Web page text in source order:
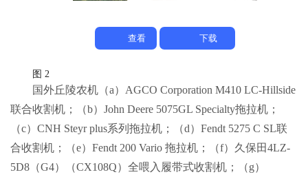
查看 下载
图 2
国外丘陵农机 （a）AGCO Corporation M410 LC-Hillside
联合收割机；（b）John Deere 5075GL Specialty拖拉机；
（c）CNH Steyr plus系列拖拉机；（d）Fendt 5275 C SL联
合收割机；（e）Fendt 200 Vario 拖拉机；（f）久保田4LZ-
5D8（G4）（CX108Q）全喂入履带式收割机；（g）